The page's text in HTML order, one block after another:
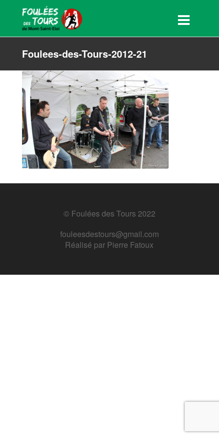
Foulees-des-Tours-2012-21
© Foulées des Tours 2022
fouleesdestours@gmail.com
Réalisé par Pierre Fatoux